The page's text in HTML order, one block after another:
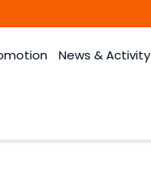
News & Activity